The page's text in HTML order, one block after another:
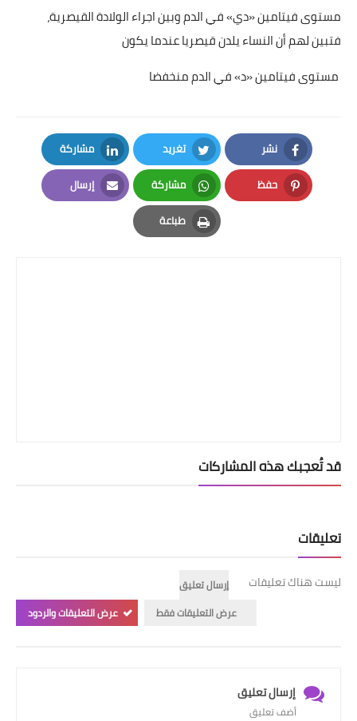
مستوى فيتامين «دي» في الدم وبين اجراء الولادة القيصرية،
فتبين لهم أن النساء يلدن قيصريا عندما يكون
مستوى فيتامين «د» في الدم منخفضا
نشر
Facebook
تغريد
Twitter
مشاركة
LinkedIn
حفظ
Pinterest
مشاركة
Whatsapp
إرسال
Email
طباعة
Print
قد تُعجبك هذه المشاركات
تعليقات
ليست هناك تعليقات
إرسال تعليق
عرض التعليقات فقط
عرض التعليقات والردود
إرسال تعليق
أضف تعليق